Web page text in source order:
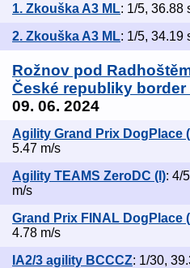
1. Zkouška A3 ML: 1/5, 36.88
2. Zkouška A3 ML: 1/5, 34.19
Rožnov pod
České republiky
09. 06. 2024
Agility Grand Prix DogPlace
5.47 m/s
Agility TEAMS ZeroDC (I): 4/
m/s
Grand Prix FINAL DogPlace
4.78 m/s
IA2/3 agility BCCCZ: 1/30,